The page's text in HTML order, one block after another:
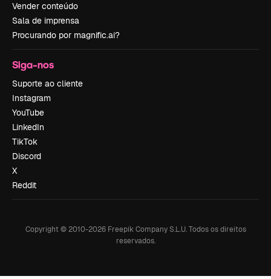
Vender conteúdo
Sala de imprensa
Procurando por magnific.ai?
Siga-nos
Suporte ao cliente
Instagram
YouTube
LinkedIn
TikTok
Discord
X
Reddit
Copyright © 2010-2026Freepik Company S.L.U. Todos os direitos
reservados.